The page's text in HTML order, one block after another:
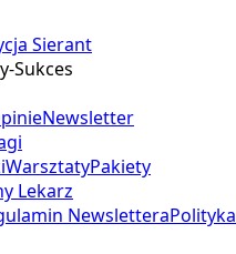
Sierant
Sukces
Newsletter
WarsztatyPakiety
Lekarz
NewsletteraPolityka